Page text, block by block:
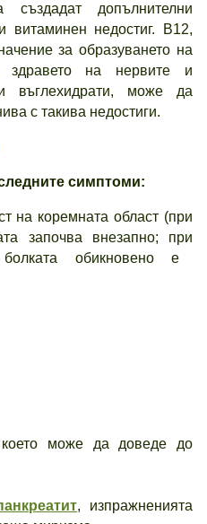
допълнителни
витаминен недостиг. В12,
за образуването на
здравето на нервите и
въглехидрати, може да
с такива недостиги.
симптоми:
на коремната област (при
започва внезапно; при
обикновено е
което може да доведе до
, изпражненията